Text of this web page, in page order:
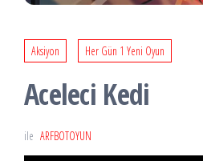
Aksiyon Her Gün 1 Yeni Oyun
Aceleci Kedi
ile ARFBOTOYUN